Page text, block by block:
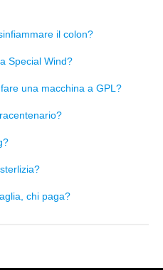
il colon?
Special Wind?
una macchina a GPL?
chi paga?